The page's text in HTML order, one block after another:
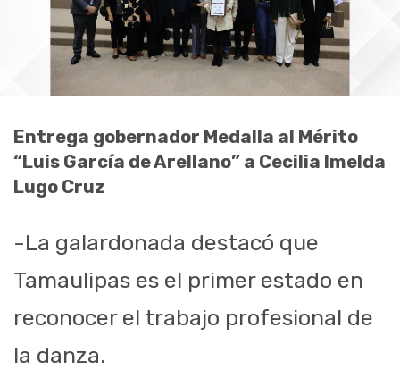
Entrega gobernador Medalla al Mérito
“Luis García de Arellano” a Cecilia Imelda
Lugo Cruz
-La galardonada destacó que
Tamaulipas es el primer estado en
reconocer el trabajo profesional de
la danza.